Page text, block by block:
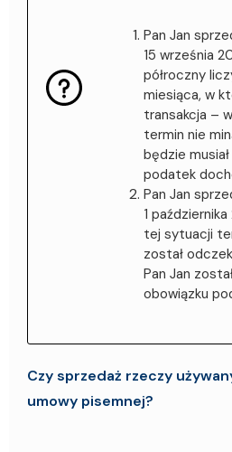
Pan Jan
15 września
półroczny
miesiąca, w
transakcja –
termin nie
będzie
podatek
Pan Jan
1
tej sytuacji
został
Pan Jan
obowiązku
Czy sprzedaż rzeczy
umowy pisemnej?